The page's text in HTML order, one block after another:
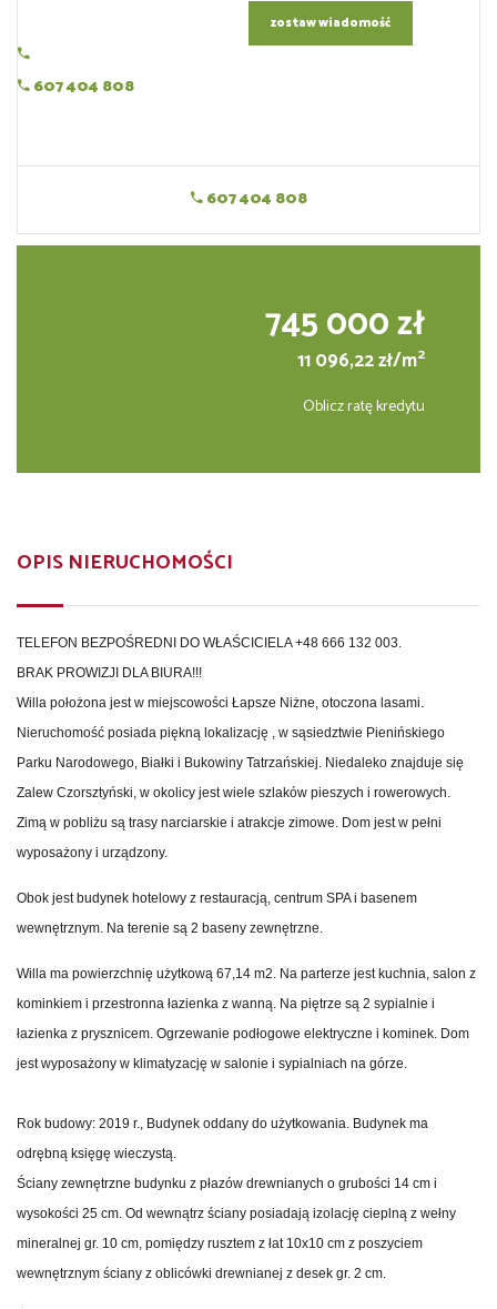
607 404 808
zostaw wiadomość
607 404 808
745 000 zł
11 096,22 zł/m2
Oblicz ratę kredytu
OPIS NIERUCHOMOŚCI
TELEFON BEZPOŚREDNI DO WŁAŚCICIELA +48 666 132 003.
BRAK PROWIZJI DLA BIURA!!!
Willa położona jest w miejscowości Łapsze Niżne, otoczona lasami.
Nieruchomość posiada piękną lokalizację , w sąsiedztwie Pienińskiego
Parku Narodowego, Białki i Bukowiny Tatrzańskiej. Niedaleko znajduje się
Zalew Czorsztyński, w okolicy jest wiele szlaków pieszych i rowerowych.
Zimą w pobliżu są trasy narciarskie i atrakcje zimowe. Dom jest w pełni
wyposażony i urządzony.
Obok jest budynek hotelowy z restauracją, centrum SPA i basenem
wewnętrznym. Na terenie są 2 baseny zewnętrzne.
Willa ma powierzchnię użytkową 67,14 m2. Na parterze jest kuchnia, salon z
kominkiem i przestronna łazienka z wanną. Na piętrze są 2 sypialnie i
łazienka z prysznicem. Ogrzewanie podłogowe elektryczne i kominek. Dom
jest wyposażony w klimatyzację w salonie i sypialniach na górze.
Rok budowy: 2019 r., Budynek oddany do użytkowania. Budynek ma
odrębną księgę wieczystą.
Ściany zewnętrzne budynku z płazów drewnianych o grubości 14 cm i
wysokości 25 cm. Od wewnątrz ściany posiadają izolację cieplną z wełny
mineralnej gr. 10 cm, pomiędzy rusztem z łat 10x10 cm z poszyciem
wewnętrznym ściany z oblicówki drewnianej z desek gr. 2 cm.